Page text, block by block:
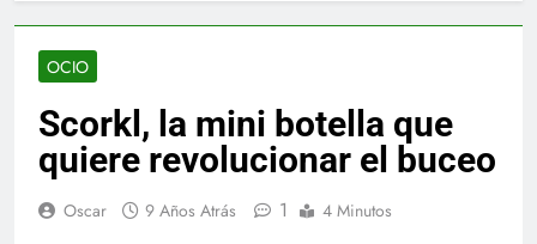
OCIO
Scorkl, la mini botella que
quiere revolucionar el buceo
Oscar 9 Años Atrás 1 4 Minutos